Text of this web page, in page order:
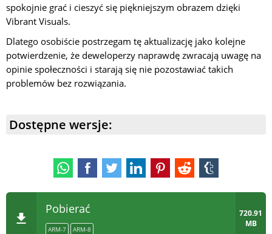
spokojnie grać i cieszyć się piękniejszym obrazem dzięki
Vibrant Visuals.
Dlatego osobiście postrzegam tę aktualizację jako kolejne
potwierdzenie, że deweloperzy naprawdę zwracają uwagę na
opinie społeczności i starają się nie pozostawiać takich
problemów bez rozwiązania.
Dostępne wersje:
Pobierać
ARM-7 ARM-8
720.91
MB